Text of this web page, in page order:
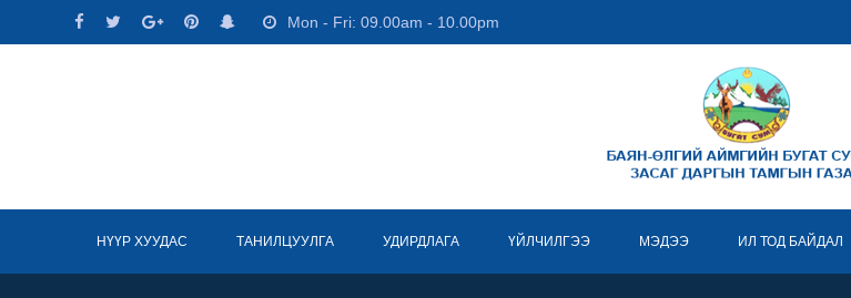
to
Mon - Fri: 09.00am - 10.00pm
НҮҮР ХУУДАС ТАНИЛЦУУЛГА УДИРДЛАГА ҮЙЛЧИЛГЭЭ МЭДЭЭ ИЛ ТОД БАЙДАЛ